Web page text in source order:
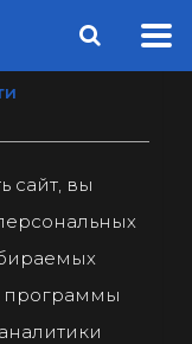
сайт, вы
программы